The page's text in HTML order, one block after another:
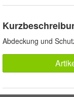
Abdeckung und